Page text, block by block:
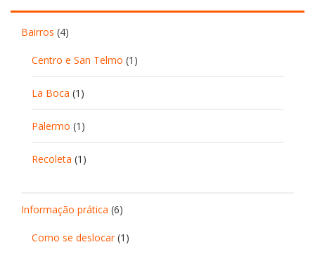
Bairros (4)
Centro e San Telmo (1)
La Boca (1)
Palermo (1)
Recoleta (1)
Informação prática (6)
Como se deslocar(1)